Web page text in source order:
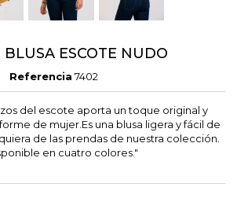
ESCOTE NUDO
Referencia 7402
del escote aporta un toque original y
de mujer.Es una blusa ligera y fácil de
de las prendas de nuestra colección.
en cuatro colores."